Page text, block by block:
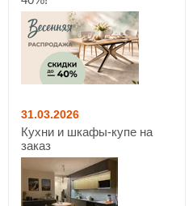
31.03.2026
Кухни и шкафы-купе на
заказ